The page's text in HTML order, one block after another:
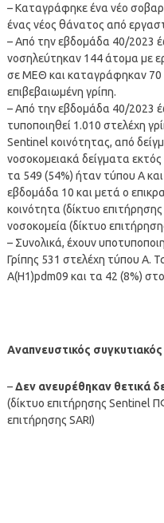
– Καταγράφηκε ένα νέο
ένας νέος θάνατος από
– Από την εβδομάδα 40/2023
νοσηλεύτηκαν 144 άτομα με
σε ΜΕΘ και καταγράφηκαν 70
επιβεβαιωμένη γρίπη.
– Από την εβδομάδα 40/2023
τυποποιηθεί 1.010 στελέχη
Sentinel κοινότητας, από
νοσοκομειακά δείγματα
τα 549 (54%) ήταν τύπου Α
εβδομάδα 10 και μετά ο
κοινότητα (δίκτυο
νοσοκομεία (δίκτυο
– Συνολικά, έχουν
Γρίπης 531 στελέχη τύπου Α.
Α(Η1)pdm09 και τα 42 (8%)
Αναπνευστικός συγκυτιακός
–Δεν ανευρέθηκαν θετικά
(δίκτυο επιτήρησης Sentinel
επιτήρησης SARI)